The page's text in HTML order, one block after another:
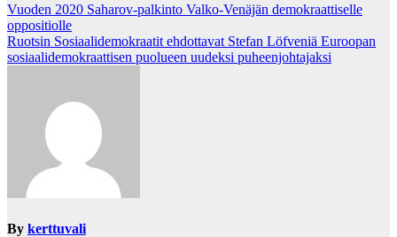
Post
navigation
Vuoden 2020 Saharov-palkinto Valko-Venäjän demokraattiselle
oppositiolle
Ruotsin Sosiaalidemokraatit ehdottavat Stefan Löfveniä Euroopan
sosiaalidemokraattisen puolueen uudeksi puheenjohtajaksi
By kerttuvali